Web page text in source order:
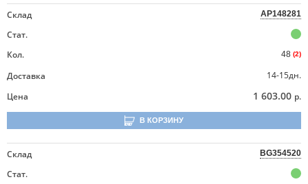
Склад AP148281
Стат.
Кол.
48 (2)
Доставка
14-15дн.
Цена
1 603.00 р.
В КОРЗИНУ
Склад BG354520
Стат.